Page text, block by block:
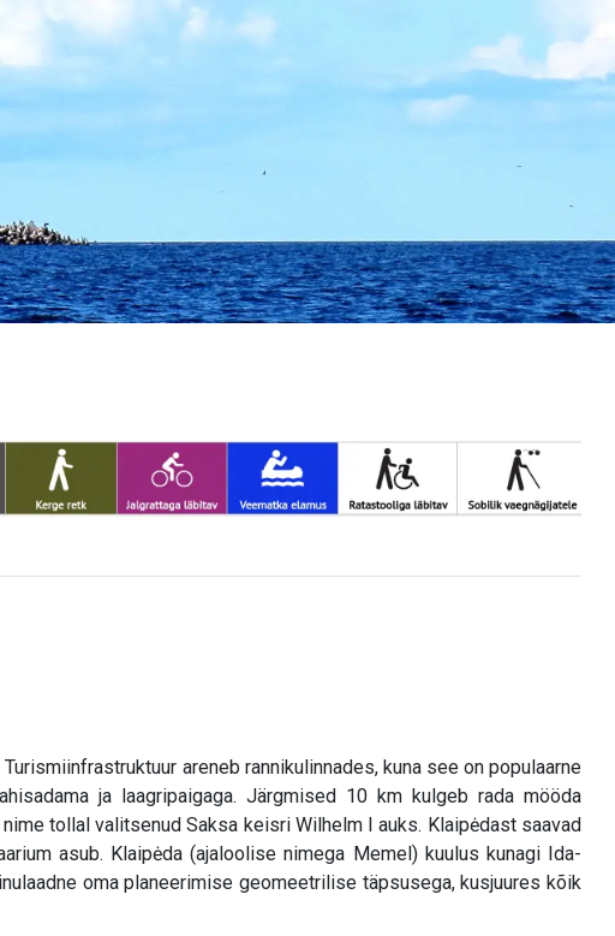
areneb rannikulinnades, kuna see on populaarne
ja laagripaigaga. Järgmised 10 km kulgeb rada mööda
tollal valitsenud Saksa keisri Wilhelm I auks. Klaipėdast saavad
asub. Klaipėda (ajaloolise nimega Memel) kuulus kunagi Ida-
oma planeerimise geomeetrilise täpsusega, kusjuures kõik